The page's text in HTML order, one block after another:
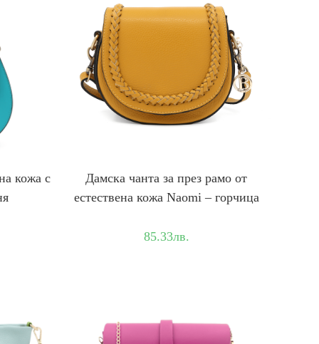
кожа с
Дамска чанта за през рамо от
естествена кожа Naomi – горчица
85.33лв.